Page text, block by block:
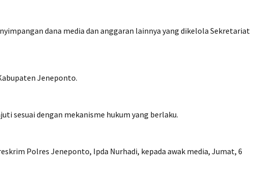
dana media dan anggaran lainnya yang dikelola Sekretariat
Jeneponto.
sesuai dengan mekanisme hukum yang berlaku.
Polres Jeneponto, Ipda Nurhadi, kepada awak media, Jumat, 6